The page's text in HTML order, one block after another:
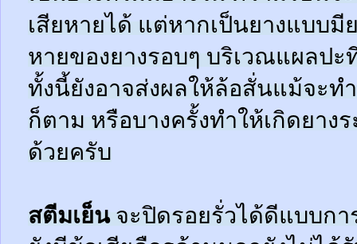
เสียหายได้ แต่หากเป็นยางแบบมี
หายของยางรอบๆ บริเวณแผลป
ทั้งนี้ยังอาจส่งผลให้ล้อสั่นแม้จะท
ก็ตาม หรือบางครั้งทำให้เกิดยา
ด้วยครับ
สตีมเย็นจะปิดรอยรั่วได้ดีแบบก